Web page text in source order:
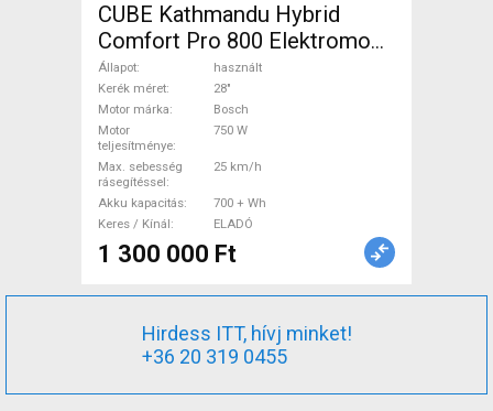
CUBE Kathmandu Hybrid
Comfort Pro 800 Elektromos
Trekking/cross 25 km/h
Bosch 700 + Wh használt
ELADÓ
Állapot
használt
Kerék méret
28"
Motor márka
Bosch
Motor
teljesítménye
750 W
Max. sebesség
rásegítéssel
25 km/h
Akku kapacitás
700 + Wh
Keres / Kínál
ELADÓ
1 300 000 Ft
Hirdess ITT, hívj minket!
+36 20 319 0455